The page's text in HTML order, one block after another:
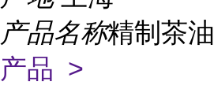
产品名称精制茶油
产品 >